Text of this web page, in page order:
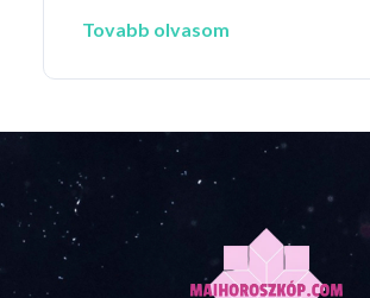
Tovabb olvasom